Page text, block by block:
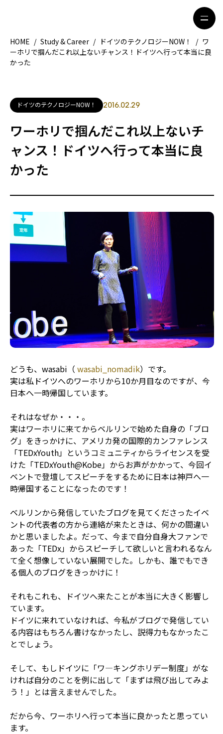
地域別ガイド
観光ガイド
ライフスタイル
著者一覧
HOME / Study & Career / ドイツのテクノロジーNOW！ / ワ
ーホリで掴んだこれ以上ないチャンス！ドイツへ行って本当に良
かった
ドイツのテクノロジーNOW！ 2016.02.29
ワーホリで掴んだこれ以上ないチ
ャンス！ドイツへ行って本当に良
かった
どうも、wasabi（ wasabi_nomadik）です。
実は私ドイツへのワーホリから10か月目なのですが、今
日本へ一時帰国しています。
それはなぜか・・・。
実はワーホリに来てからベルリンで始めた自身の「ブロ
グ」をきっかけに、アメリカ発の国際的カンファレンス
「TEDxYouth」というコミュニティからライセンスを受
けた「TEDxYouth@Kobe」からお声がかかって、今回イ
ベントで登壇してスピーチをするために日本は神戸へ一
時帰国することになったのです！
ベルリンから発信していたブログを見てくださったイベ
ントの代表者の方から連絡が来たときは、何かの間違い
かと思いましたよ。だって、今まで自分自身大ファンで
あった「TEDx」からスピーチして欲しいと言われるなん
て全く想像していない展開でした。しかも、誰でもでき
る個人のブログをきっかけに！
それもこれも、ドイツへ来たことが本当に大きく影響し
ています。
ドイツに来れていなければ、今私がブログで発信してい
る内容はもちろん書けなかったし、説得力もなかったこ
とでしょう。
そして、もしドイツに「ワ―キングホリデー制度」がな
ければ自分のことを例に出して「まずは飛び出してみよ
う！」とは言えませんでした。
だから今、ワーホリへ行って本当に良かったと思ってい
ます。